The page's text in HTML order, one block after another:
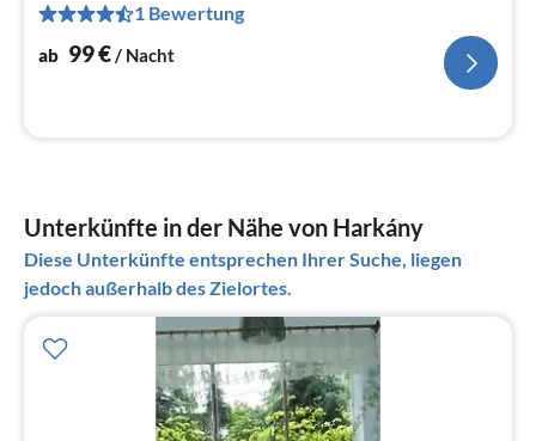
1 Bewertung
ab 99€/ Nacht
Unterkünfte in der Nähe von Harkány
Diese Unterkünfte entsprechen Ihrer Suche, liegen
jedoch außerhalb des Zielortes.